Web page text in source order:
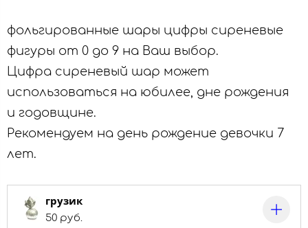
фольгированные шары цифры сиреневые
фигуры от 0 до 9 на Ваш выбор.
Цифра сиреневый шар может
использоваться на юбилее, дне рождения
и годовщине.
Рекомендуем на день рождение девочки 7
лет.
грузик
50 руб.